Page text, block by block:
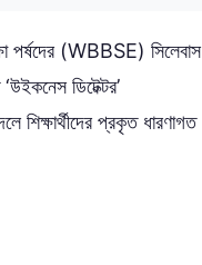
পর্ষদের (WBBSE) সিলেবাস
ডিটেক্টর’
প্রকৃত ধারণাগত